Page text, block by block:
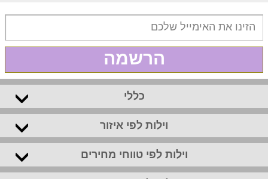
הרשמה
כללי
וילות לפי איזור
וילות לפי טווחי מחירים